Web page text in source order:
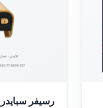
رسيفر سبايدر Spider X800 Elite 5G